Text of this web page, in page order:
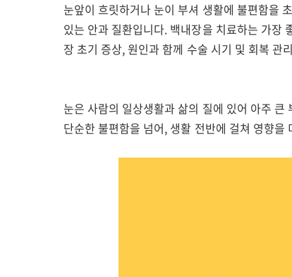
눈앞이 흐릿하거나 눈이 부셔 생활에 불편함을
있는 안과 질환입니다. 백내장을 치료하는 가장
장 초기 증상, 원인과 함께 수술 시기 및 회복 관
눈은 사람의 일상생활과 삶의 질에 있어 아주
단순한 불편함을 넘어, 생활 전반에 걸쳐 영향을